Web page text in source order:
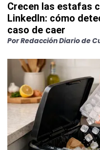
Crecen las estafas
LinkedIn: cómo
caso de caer
PorRedacción Diario de